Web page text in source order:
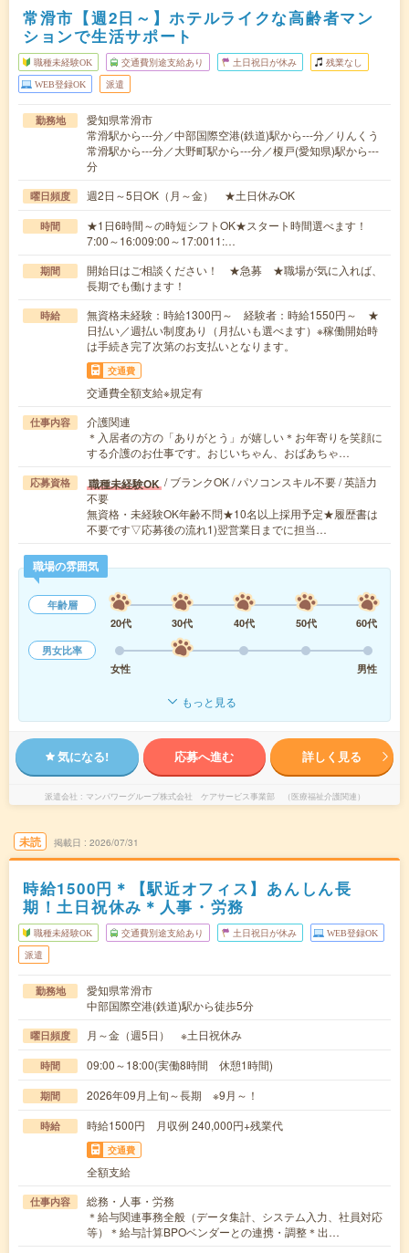
常滑市【週2日～】ホテルライクな高齢者マン
ションで生活サポート
職種未経験OK 交通費別途支給あり 土日祝日が休み 残業なし
WEB登録OK 派遣
勤務地
愛知県常滑市
常滑駅から---分／中部国際空港(鉄道)駅から---分／りんくう
常滑駅から---分／大野町駅から---分／榎戸(愛知県)駅から---
分
曜日頻度 週2日～5日OK（月～金） ★土日休みOK
時間
★1日6時間～の時短シフトOK★スタート時間選べます！
7:00～16:009:00～17:0011:…
期間
開始日はご相談ください！ ★急募 ★職場が気に入れば、
長期でも働けます！
時給
無資格未経験：時給1300円～ 経験者：時給1550円～ ★
日払い／週払い制度あり（月払いも選べます）※稼働開始時
は手続き完了次第のお支払いとなります。
交通費
交通費全額支給※規定有
仕事内容
介護関連
＊入居者の方の「ありがとう」が嬉しい＊お年寄りを笑顔に
する介護のお仕事です。おじいちゃん、おばあちゃ…
応募資格 職種未経験OK / ブランクOK / パソコンスキル不要 / 英語力
不要
無資格・未経験OK年齢不問★10名以上採用予定★履歴書は
不要です▽応募後の流れ1)翌営業日までに担当…
職場の雰囲気
年齢層
20代
30代 40代 50代
60代
男女比率
女性
男性
もっと見る
気になる! 応募へ進む 詳しく見る
派遣会社 マンパワーグループ株式会社 ケアサービス事業部 （医療福祉介護関連）
未読 掲載日 2026/07/31
時給1500円＊【駅近オフィス】あんしん長
期！土日祝休み＊人事・労務
職種未経験OK 交通費別途支給あり 土日祝日が休み WEB登録OK
派遣
勤務地
愛知県常滑市
中部国際空港(鉄道)駅から徒歩5分
曜日頻度 月～金（週5日） ※土日祝休み
時間 09:00～18:00(実働8時間 休憩1時間)
期間 2026年09月上旬～長期 ※9月～！
時給 時給1500円 月収例 240,000円+残業代
交通費
全額支給
仕事内容
総務・人事・労務
＊給与関連事務全般（データ集計、システム入力、社員対応
等）＊給与計算BPOベンダーとの連携・調整＊出…